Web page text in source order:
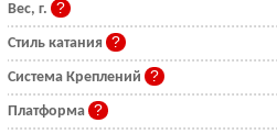
Вес, г.
Стиль катания
Система Креплений
Платформа